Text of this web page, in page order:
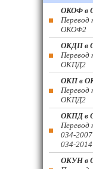
ОКОФ в
Перевод
ОКОФ2
ОКДП в
Перевод
ОКПД2
ОКП в
Перевод
ОКПД2
ОКПД в
Перевод
034-
034-
ОКУН в